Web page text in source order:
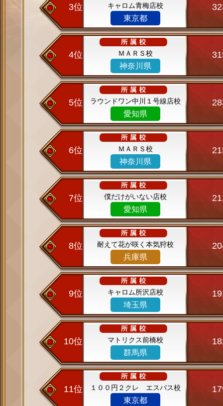
3位 キャロム青梅店校
東京都
4位 ＭＡＲＳ校
神奈川県
5位 ラウンドワン中川１号線店校
愛知県
6位 ＭＡＲＳ校
神奈川県
7位 僕だけがいない店校
愛知県
8位 耐えて花が咲く本気狩校
兵庫県
9位 キャロム所沢店校
埼玉県
10位 マトリクス前橋校
群馬県
11位 １００円２クレ エスパス校
東京都